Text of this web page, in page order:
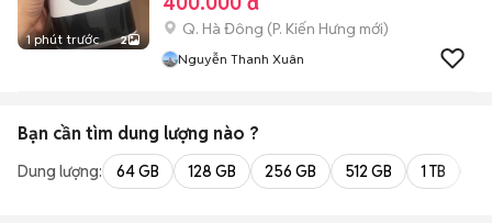
1 phút trước 2
Q. Hà Đông (P. Kiến Hưng mới)
Nguyễn Thanh Xuân
Bạn cần tìm dung lượng nào ?
Dung lượng: 64 GB 128 GB 256 GB 512 GB 1 TB